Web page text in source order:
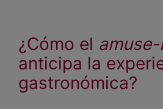
¿Cómo el
anticipa la
gastronómica?